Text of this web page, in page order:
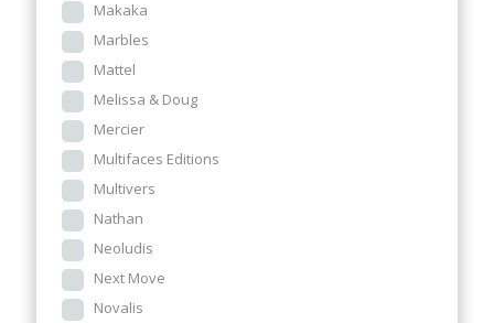
Makaka
Marbles
Mattel
Melissa & Doug
Mercier
Multifaces Editions
Multivers
Nathan
Neoludis
Next Move
Novalis